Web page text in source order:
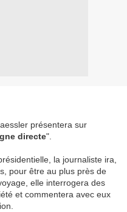
présentera sur
directe".
la journaliste ira,
pour être au plus près de
elle interrogera des
et commentera avec eux